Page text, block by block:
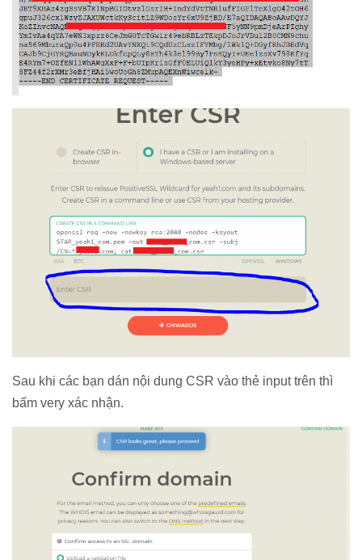
Sau khi các bạn dán nội dung CSR vào thẻ input trên thì
bấm very xác nhận.